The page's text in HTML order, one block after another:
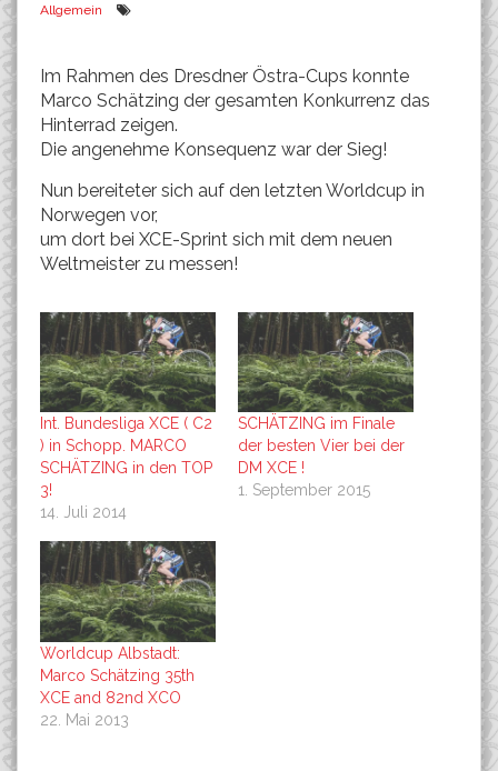
Allgemein
Im Rahmen des Dresdner Östra-Cups konnte
Marco Schätzing der gesamten Konkurrenz das
Hinterrad zeigen.
Die angenehme Konsequenz war der Sieg!
Nun bereiteter sich auf den letzten Worldcup in
Norwegen vor,
um dort bei XCE-Sprint sich mit dem neuen
Weltmeister zu messen!
Int. Bundesliga XCE ( C2
) in Schopp. MARCO
SCHÄTZING in den TOP
3!
14. Juli 2014
SCHÄTZING im Finale
der besten Vier bei der
DM XCE !
1. September 2015
Worldcup Albstadt:
Marco Schätzing 35th
XCE and 82nd XCO
22. Mai 2013